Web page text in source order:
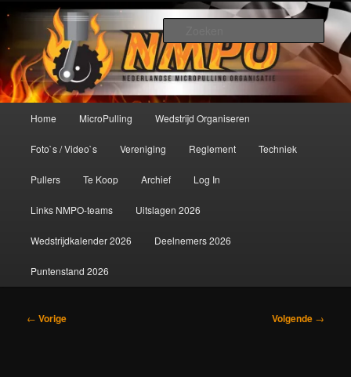
primaire
inhoudNederlandse MicroPulling
Organisatie
De meest krachtige modelbouwsport ter wereld!
Home MicroPulling Wedstrijd Organiseren
Foto`s / Video`s Vereniging Reglement Techniek
Pullers Te Koop Archief Log In
Links NMPO-teams Uitslagen 2026
Wedstrijdkalender 2026 Deelnemers 2026
Puntenstand 2026
Bericht
← Vorige Volgende →